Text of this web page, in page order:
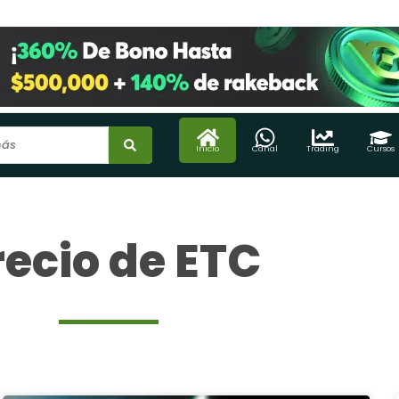
Inicio Canal Trading Cursos
de ETC